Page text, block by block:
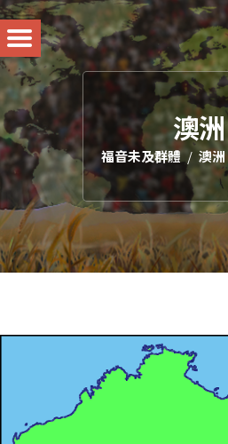
澳洲
福音未及群體 澳洲